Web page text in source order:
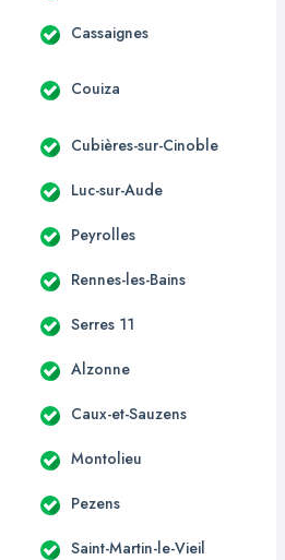
Cassaignes
Couiza
Cubières-sur-Cinoble
Luc-sur-Aude
Peyrolles
Rennes-les-Bains
Serres 11
Alzonne
Caux-et-Sauzens
Montolieu
Pezens
Saint-Martin-le-Vieil